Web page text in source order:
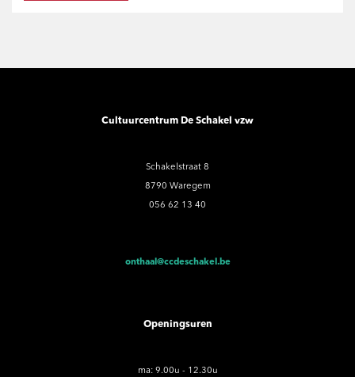
Cultuurcentrum De Schakel vzw
Schakelstraat 8
8790 Waregem
056 62 13 40
onthaal@ccdeschakel.be
Openingsuren
ma: 9.00u - 12.30u